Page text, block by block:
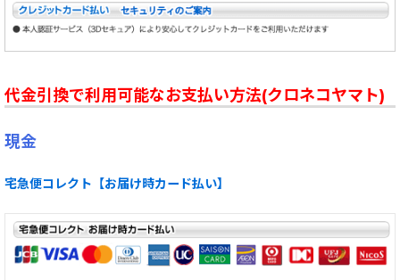
代金引換で利用可能なお支払い方法(クロネコヤマト)
現金
宅急便コレクト【お届け時カード払い】